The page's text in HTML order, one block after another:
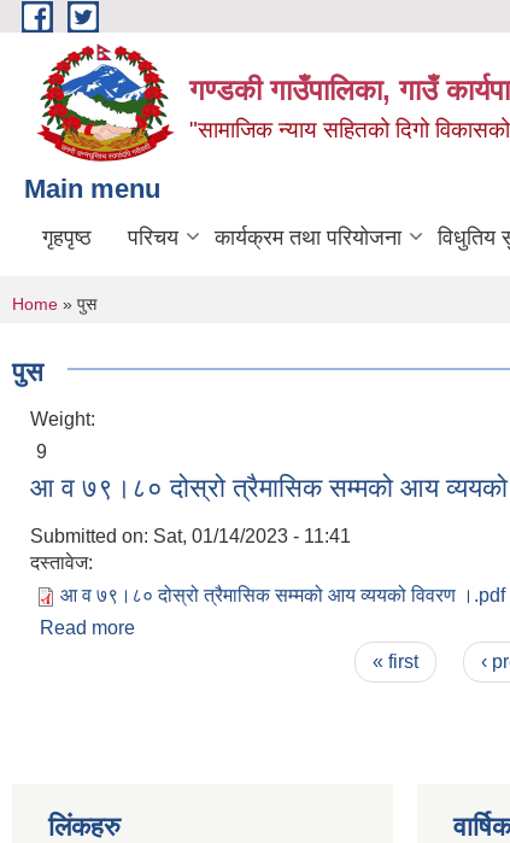
Skip to main content
गण्डकी गाउँपालिका, गाउँ
"सामाजिक न्याय सहितको दिगो
Main menu
गृहपृष्ठ परिचय कार्यक्रम तथा परियोजना विधुतिय
You are here
Home » पुस
पुस
Weight:
9
आ व ७९।८० दोस्रो त्रैमासिक सम्मको आय व्ययको
Submitted on: Sat, 01/14/2023 - 11:41
दस्तावेज:
आ व ७९।८० दोस्रो त्रैमासिक सम्मको आय व्ययको विवरण ।.pdf
Read more
« first ‹
लिंकहरु